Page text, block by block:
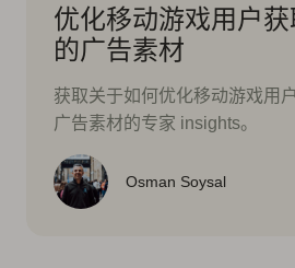
优化移动游戏用户
的广告素材
获取关于如何优化移动游戏用
广告素材的专家 insights。
Osman Soysal